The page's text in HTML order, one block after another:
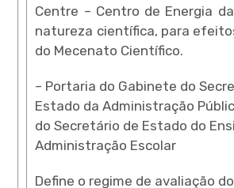
Centre – Centro de Energia
natureza científica, para
do Mecenato Científico.
– Portaria do Gabinete do
Estado da Administração
do Secretário de Estado do
Administração Escolar
Define o regime de avaliação